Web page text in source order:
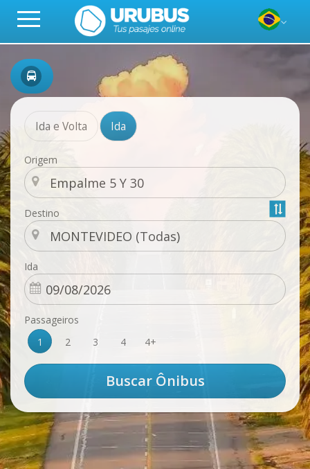
Ida e Volta Ida
Origem
Destino
Ida
Passageiros
1
2 3 4 4+